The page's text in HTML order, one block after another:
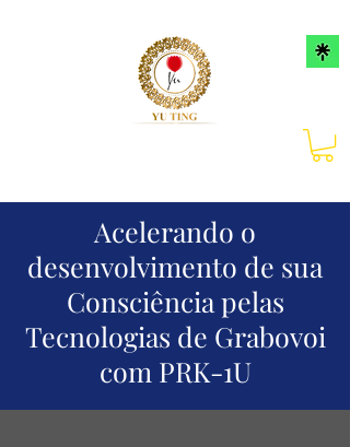
Acelerando o
desenvolvimento de sua
Consciência pelas
Tecnologias de Grabovoi
com PRK-1U